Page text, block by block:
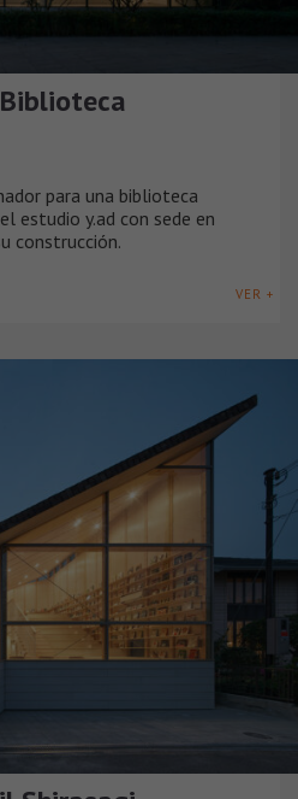
para una biblioteca
estudio y.ad con sede en
construcción.
VER +